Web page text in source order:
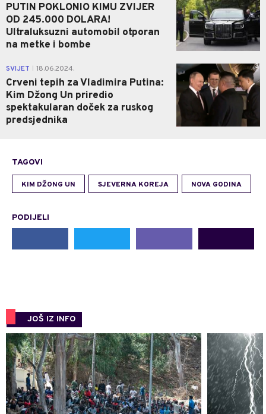
PUTIN POKLONIO KIMU ZVIJER
OD 245.000 DOLARA!
Ultraluksuzni automobil otporan
na metke i bombe
SVIJET 18.06.2024.
Crveni tepih za Vladimira Putina:
Kim Džong Un priredio
spektakularan doček za ruskog
predsjednika
3
TAGOVI
KIM DŽONG UN SJEVERNA KOREJA NOVA GODINA
PODIJELI
JOŠ IZ INFO
0